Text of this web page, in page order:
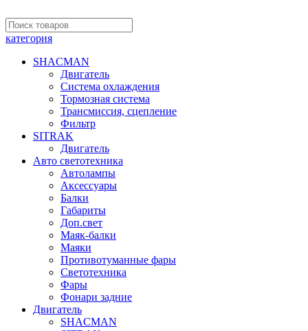
категория
SHACMAN
Двигатель
Система охлаждения
Тормозная система
Трансмиссия, сцепление
Фильтр
SITRAK
Двигатель
Авто светотехника
Автолампы
Аксессуары
Балки
Габариты
Доп.свет
Маяк-балки
Маяки
Противотуманные фары
Светотехника
Фары
Фонари задние
Двигатель
SHACMAN